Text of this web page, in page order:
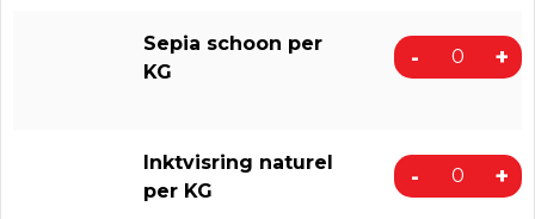
Sepia schoon per
KG
- +
Inktvisring naturel
per KG
- +